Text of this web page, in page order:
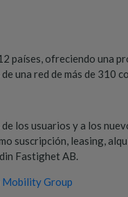
países, ofreciendo una
una red de más de 310
de los usuarios y a los
suscripción, leasing,
Fastighet AB.
Mobility Group